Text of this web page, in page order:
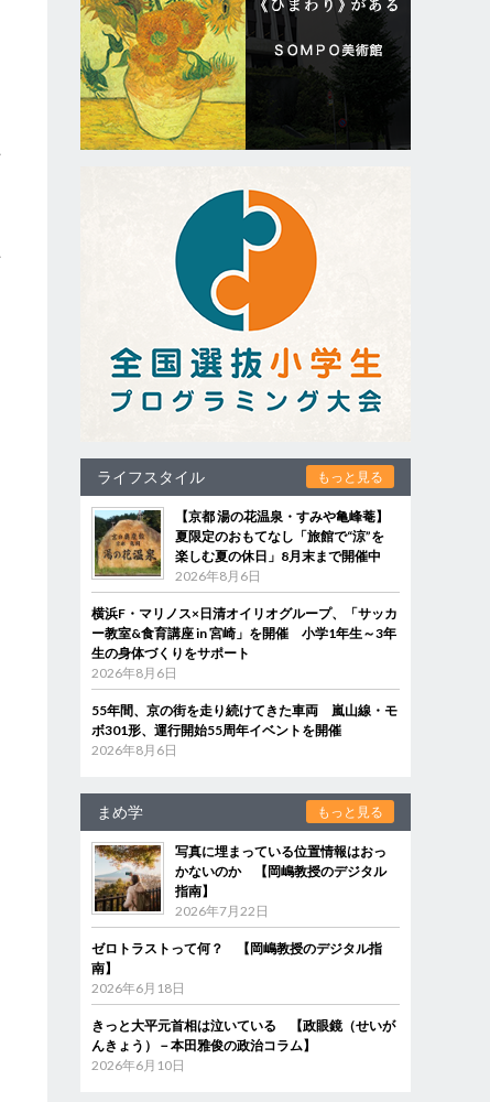
ライフスタイル もっと見る
【京都 湯の花温泉・すみや亀峰菴】
夏限定のおもてなし「旅館で“涼”を
楽しむ夏の休日」8月末まで開催中
2026年8月6日
横浜F・マリノス×日清オイリオグループ、「サッカ
ー教室&食育講座 in 宮崎」を開催 小学1年生～3年
生の身体づくりをサポート
2026年8月6日
55年間、京の街を走り続けてきた車両 嵐山線・モ
ボ301形、運行開始55周年イベントを開催
2026年8月6日
まめ学 もっと見る
写真に埋まっている位置情報はおっ
かないのか 【岡嶋教授のデジタル
指南】
2026年7月22日
ゼロトラストって何？ 【岡嶋教授のデジタル指
南】
2026年6月18日
きっと大平元首相は泣いている 【政眼鏡（せいが
んきょう）－本田雅俊の政治コラム】
2026年6月10日